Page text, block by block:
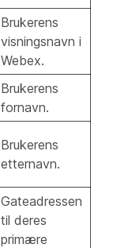
Brukerens
visningsnavn i
Webex.
Brukerens
fornavn.
Brukerens
etternavn.
Gateadressen
til deres
primære